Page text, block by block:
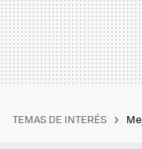
TEMAS DE INTERÉS